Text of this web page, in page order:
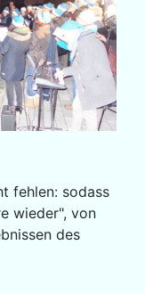
fehlen: sodass
wieder", von
des